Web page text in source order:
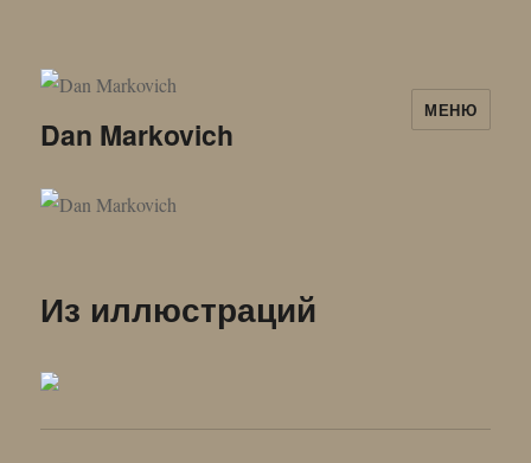
Dan Markovich
МЕНЮ
Из иллюстраций